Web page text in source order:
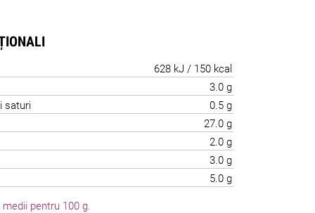
628 kJ / 150 kcal
3.0 g
saturi
0.5 g
27.0 g
2.0 g
3.0 g
5.0 g
pentru 100 g.